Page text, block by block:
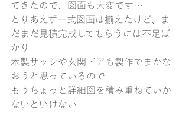
てきたので、図面も大変です…
とりあえず一式図面は揃えたけど、ま
だまだ見積完成してもらうには不足ば
かり
木製サッシや玄関ドアも製作でまかな
おうと思っているので
もうちょっと詳細図を積み重ねていか
ないといけない